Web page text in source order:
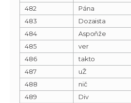
482
Pána
483
Dozaista
484
Aspoňže
485
ver
486
takto
487
uŽ
488
nič
489
Div